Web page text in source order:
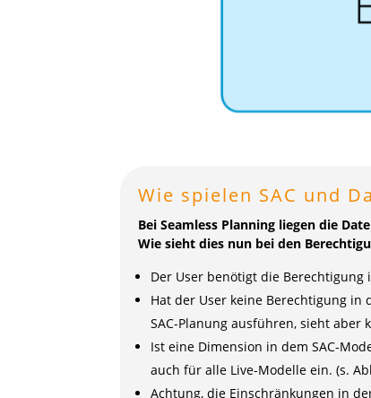
Wie spielen SAC und
Bei Seamless Planning liegen die
Wie sieht dies nun bei den
Der User benötigt die Berechtigung
Hat der User keine Berechtigung
SAC-Planung ausführen, sieht aber
Ist eine Dimension in dem SAC-
auch für alle Live-Modelle ein. (s.
Achtung, die Einschränkungen in